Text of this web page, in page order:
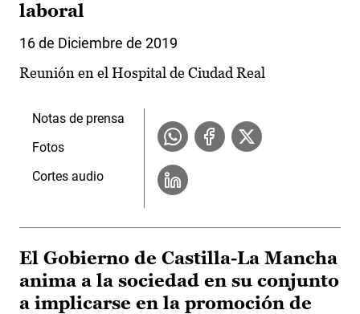
laboral
16 de Diciembre de 2019
Reunión en el Hospital de Ciudad Real
Notas de prensa
Fotos
Cortes audio
El Gobierno de Castilla-La Mancha
anima a la sociedad en su conjunto
a implicarse en la promoción de